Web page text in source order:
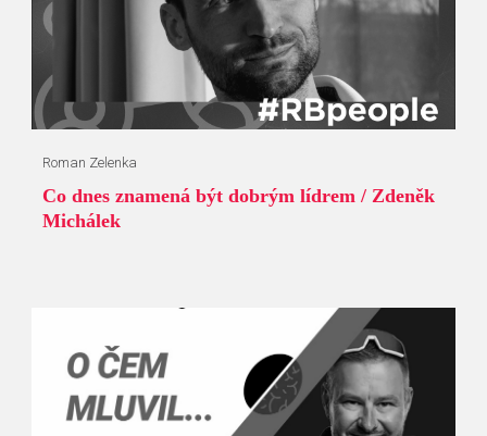
Roman Zelenka
Co dnes znamená být dobrým lídrem / Zdeněk
Michálek